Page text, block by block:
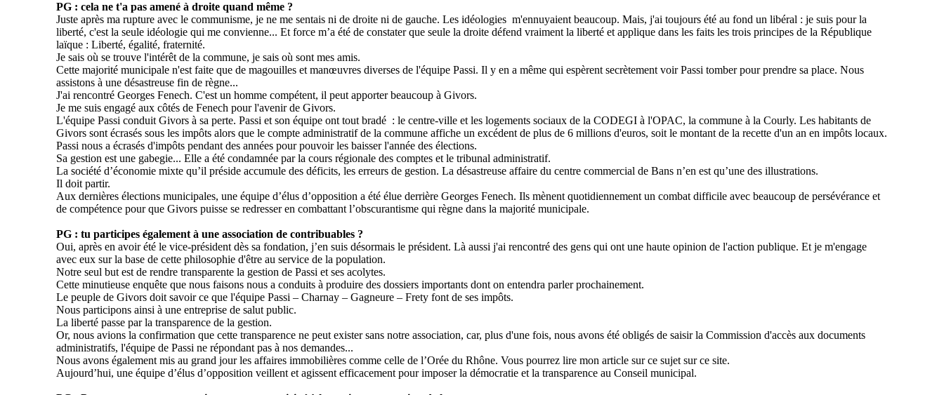
PG : cela ne t'a pas amené à droite quand même ?
Juste après ma rupture avec le communisme, je ne me sentais ni de droite ni de gauche. Les idéologies m'ennuyaient beaucoup. Mais, j'ai toujours été au fond un libéral : je suis pour la
liberté, c'est la seule idéologie qui me convienne... Et force m’a été de constater que seule la droite défend vraiment la liberté et applique dans les faits les trois principes de la République
laïque : Liberté, égalité, fraternité.
Je sais où se trouve l'intérêt de la commune, je sais où sont mes amis.
Cette majorité municipale n'est faite que de magouilles et manœuvres diverses de l'équipe Passi. Il y en a même qui espèrent secrètement voirPassi tomber pour prendre sa place. Nous
assistons à une désastreuse fin de règne...
J'ai rencontré Georges Fenech. C'est un homme compétent, il peut apporter beaucoup à Givors.
Je me suis engagé aux côtés de Fenech pour l'avenir de Givors.
L'équipe Passi conduit Givors à sa perte. Passi et son équipe ont tout bradé : le centre-ville et les logements sociaux de la CODEGI à l'OPAC, la commune à la Courly. Les habitants de
Givors sont écrasés sous les impôts alors que le compte administratif de la commune affiche un excédent de plus de 6 millions d'euros, soit le montant de la recette d'un an en impôts locaux.
Passi nous a écrasés d'impôts pendant des années pour pouvoir les baisser l'année des élections.
Sa gestion est une gabegie... Elle a été condamnée par la cours régionale des comptes et le tribunal administratif.
La société d’économie mixte qu’il préside accumule des déficits, les erreurs de gestion. La désastreuse affaire du centre commercial de Bans n’en est qu’une des illustrations.
Il doit partir.
Aux dernières élections municipales, une équipe d’élus d’opposition a été élue derrière Georges Fenech. Ils mènent quotidiennement un combat difficile avec beaucoup de persévérance et
de compétence pour que Givors puisse se redresser en combattant l’obscurantisme qui règne dans la majorité municipale.
PG : tu participes également à une association de contribuables ?
Oui, après en avoir été le vice-président dès sa fondation, j’en suis désormais le président. Là aussi j'ai rencontré des gens qui ont une haute opinion de l'action publique. Et je m'engage
avec eux sur la base de cette philosophie d'être au service de la population.
Notre seul but est de rendre transparente la gestion de Passi et ses acolytes.
Cette minutieuse enquête que nous faisons nous a conduits à produire des dossiers importants dont on entendra parler prochainement.
Le peuple de Givors doit savoir ce que l'équipe Passi – Charnay – Gagneure – Frety font de ses impôts.
Nous participons ainsi à une entreprise de salut public.
La liberté passe par la transparence de la gestion.
Or, nous avions la confirmation que cette transparence ne peut exister sans notre association, car, plus d'une fois, nous avons été obligés de saisir la Commission d'accès aux documents
administratifs, l'équipe de Passi ne répondant pas à nos demandes...
Nous avons également mis au grand jour les affaires immobilières comme celle de l’Orée du Rhône. Vous pourrez lire mon article sur ce sujet sur ce site.
Aujourd’hui, une équipe d’élus d’opposition veillent et agissent efficacement pour imposer la démocratie et la transparence au Conseil municipal.